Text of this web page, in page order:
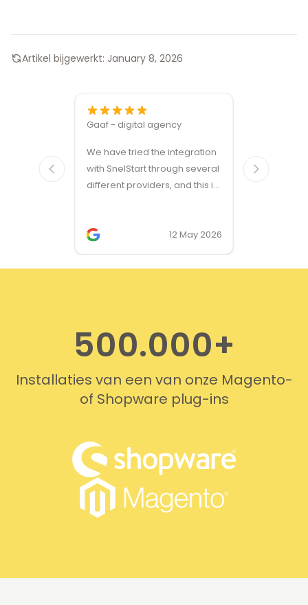
Artikel bijgewerkt: January 8, 2026
Gaaf - digital agency
We have tried the integration
with SnelStart through several
different providers, and this is
two occasions, and it was
provided quickly and
professionally. We do
12 May 2026
modules
500.000+
Installaties van een van onze Magento-
of Shopware plug-ins